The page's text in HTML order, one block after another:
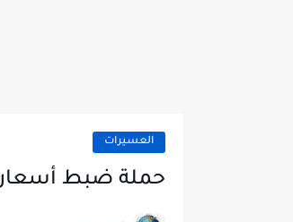
العسيرات
حملة ضبط أسعار